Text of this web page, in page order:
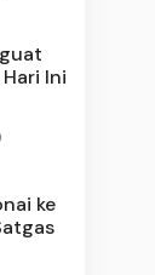
Ini
ke